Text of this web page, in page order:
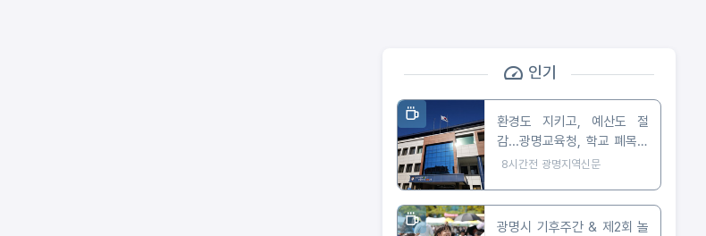
인기
환경도 지키고, 예산도 절
감...광명교육청, 학교 폐목재
무상위탁처리 지원
8시간전 광명지역신문
광명시 기후주간 & 제2회 놀